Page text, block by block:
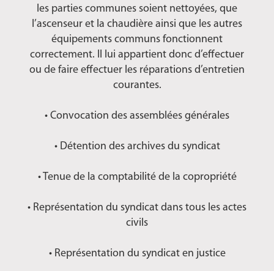
les parties communes soient nettoyées, que
l’ascenseur et la chaudière ainsi que les autres
équipements communs fonctionnent
correctement. Il lui appartient donc d’effectuer
ou de faire effectuer les réparations d’entretien
courantes.
• Convocation des assemblées générales
• Détention des archives du syndicat
• Tenue de la comptabilité de la copropriété
• Représentation du syndicat dans tous les actes
civils
• Représentation du syndicat en justice